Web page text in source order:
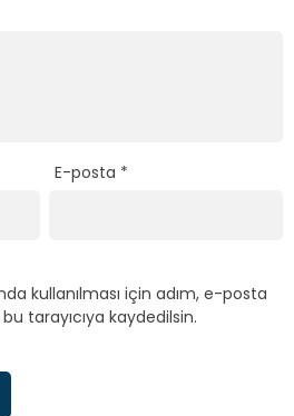
E-posta *
kullanılması için adım, e-posta
tarayıcıya kaydedilsin.